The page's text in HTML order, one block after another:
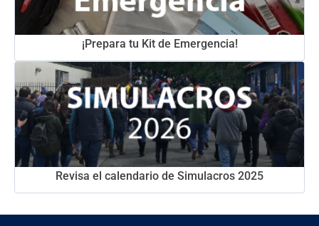
¡Prepara tu Kit de Emergencia!
Revisa el calendario de Simulacros 2025